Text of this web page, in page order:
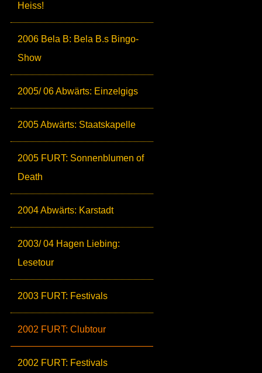
Heiss!
2006 Bela B: Bela B.s Bingo-
Show
2005/ 06 Abwärts: Einzelgigs
2005 Abwärts: Staatskapelle
2005 FURT: Sonnenblumen of
Death
2004 Abwärts: Karstadt
2003/ 04 Hagen Liebing:
Lesetour
2003 FURT: Festivals
2002 FURT: Clubtour
2002 FURT: Festivals